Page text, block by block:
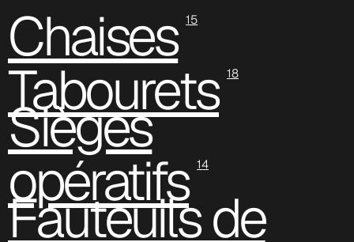
Chaises 15
Tabourets 18
Sièges
opératifs 14
Fauteuils de